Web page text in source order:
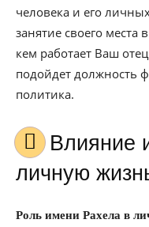
человека и его
занятие своего места
кем работает Ваш
подойдет должность
политика.
Влияние имени Рахела на
личную
Роль имени Рахела в